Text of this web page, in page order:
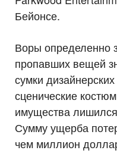
Бейонсе.
Воры определенно
пропавших вещей
сумки
сценические
имущества
Сумму ущерба
чем миллион